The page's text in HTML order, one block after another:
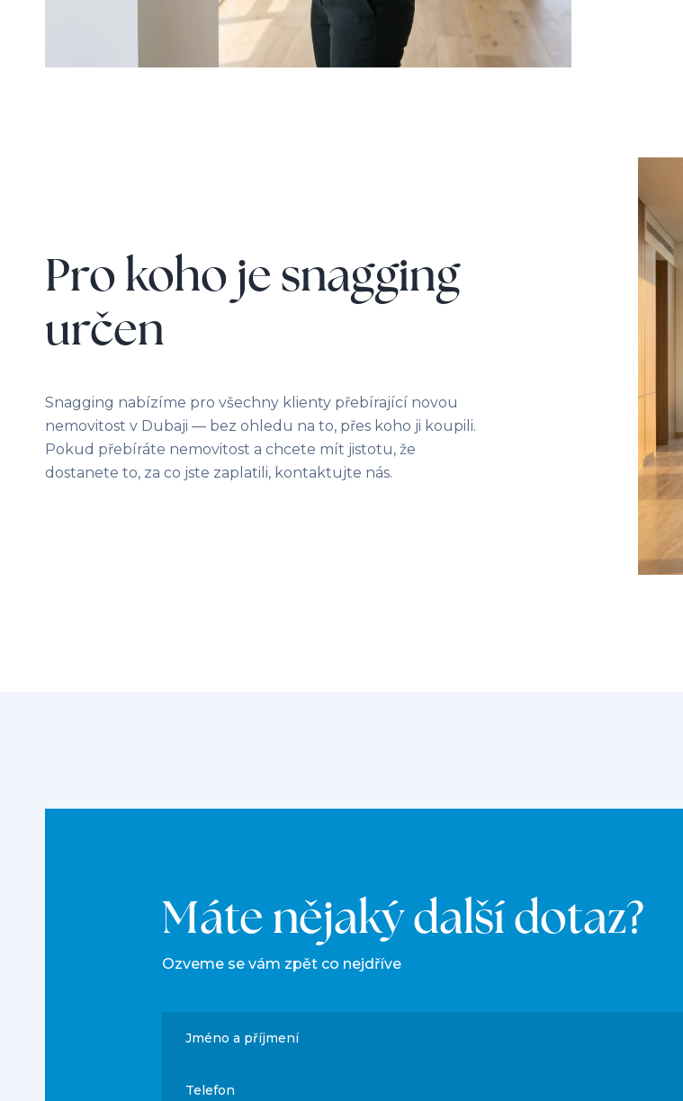
Pro koho je snagging
určen
Snagging nabízíme pro všechny klienty přebírající novou
nemovitost v Dubaji — bez ohledu na to, přes koho ji koupili.
Pokud přebíráte nemovitost a chcete mít jistotu, že
dostanete to, za co jste zaplatili, kontaktujte nás.
Máte nějaký další dotaz?
Ozveme se vám zpět co nejdříve
Jméno a příjmení
Telefon